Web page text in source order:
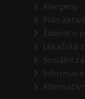
Alergeny
Plán
Žádost o
Lékařská
Sociální